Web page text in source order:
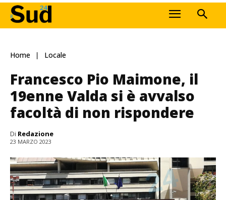
Home Locale
Francesco Pio Maimone, il
19enne Valda si è avvalso
facoltà di non rispondere
Di Redazione
23 MARZO 2023